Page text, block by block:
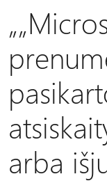
arba